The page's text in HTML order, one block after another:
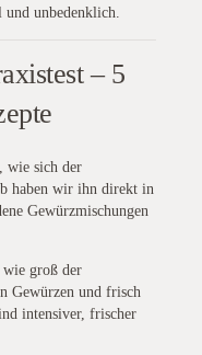
unbedenklich.
– 5
wie sich der
haben wir ihn direkt in
Gewürzmischungen
groß der
Gewürzen und frisch
intensiver, frischer